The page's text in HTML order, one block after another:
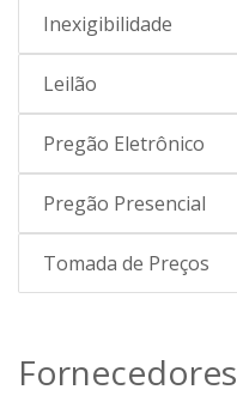
Inexigibilidade
Leilão
Pregão Eletrônico
Pregão Presencial
Tomada de Preços
Fornecedores